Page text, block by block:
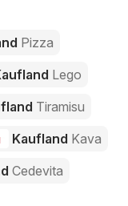
Pizza
Lego
Tiramisu
Kaufland Kava
Cedevita